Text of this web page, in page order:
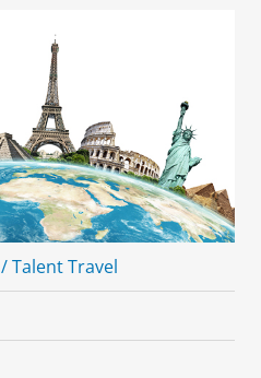
/ Talent Travel